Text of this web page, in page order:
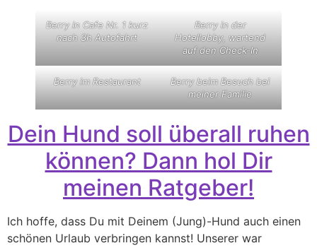
Berry in Cafe Nr. 1 kurz
nach 3h Autofahrt
Berry in der
Hotellobby, wartend
auf den Check-In
Berry im Restaurant
Berry beim Besuch bei
meiner Familie
Dein Hund soll überall ruhen
können? Dann hol Dir
meinen Ratgeber!
Ich hoffe, dass Du mit Deinem (Jung)-Hund auch einen
schönen Urlaub verbringen kannst! Unserer war